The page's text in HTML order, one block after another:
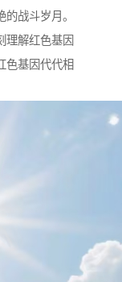
战斗岁月。
理解红色基因
色基因代代相